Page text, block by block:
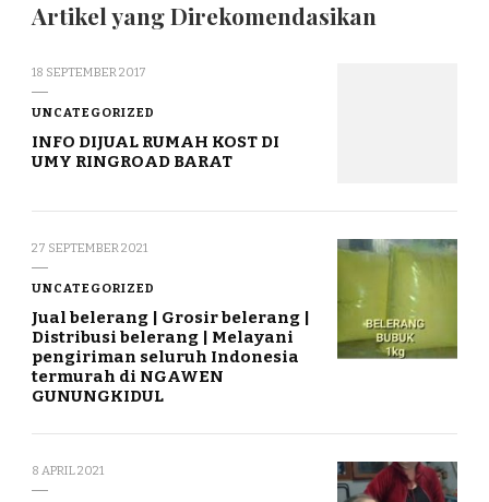
Artikel yang Direkomendasikan
18 SEPTEMBER 2017
UNCATEGORIZED
INFO DIJUAL RUMAH KOST DI
UMY RINGROAD BARAT
27 SEPTEMBER 2021
UNCATEGORIZED
Jual belerang | Grosir belerang |
Distribusi belerang | Melayani
pengiriman seluruh Indonesia
termurah di NGAWEN
GUNUNGKIDUL
8 APRIL 2021